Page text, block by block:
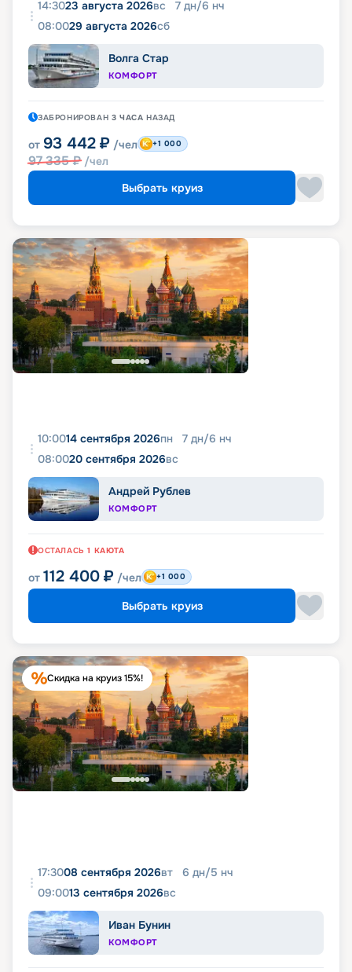
14:3023 августа 2026вс 7 дн/6 нч
08:0029 августа 2026сб
Волга Стар
КОМФОРТ
ЗАБРОНИРОВАН 3 ЧАСА НАЗАД
от 93 442 ₽ /чел
97 335₽ /чел
+1 000
Выбрать круиз
10:0014 сентября 2026пн 7 дн/6 нч
08:0020 сентября 2026вс
Андрей Рублев
КОМФОРТ
ОСТАЛАСЬ 1 КАЮТА
от 112 400 ₽ /чел +1 000
Выбрать круиз
Скидка на круиз 15%!
17:3008 сентября 2026вт 6 дн/5 нч
09:0013 сентября 2026вс
Иван Бунин
КОМФОРТ